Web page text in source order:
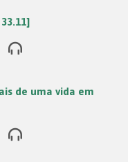
de uma vida em